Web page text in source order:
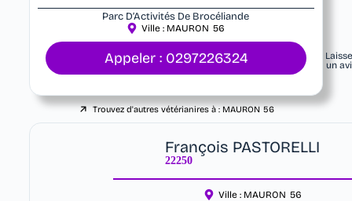
Parc D’Activités De Brocéliande
Ville : MAURON 56
Appeler : 0297226324
un
Trouvez d'autres vétérianires à : MAURON 56
François PASTORELLI
22250
Ville : MAURON 56